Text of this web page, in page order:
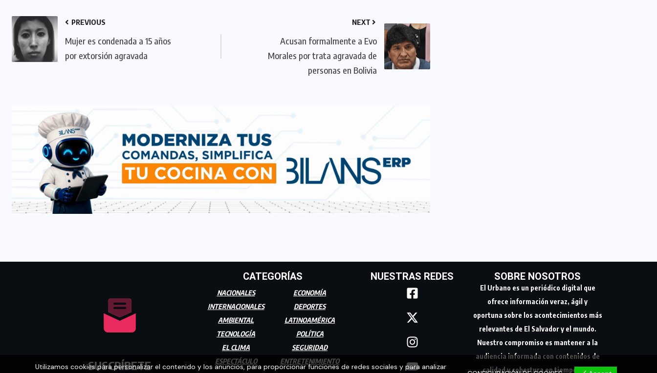
PREVIOUS
Mujer es condenada a 15 años
por extorsión agravada
NEXT
Acusan formalmente a Evo
Morales por trata agravada de
personas en Bolivia
SUSCRÍBETE
CATEGORÍAS
NACIONALES
INTERNACIONALES
AMBIENTAL
TECNOLOGÍA
EL CLIMA
ESPECTÁCULO
ECONOMÍA
DEPORTES
LATINOAMÉRICA
POLÍTICA
SEGURIDAD
ENTRETENIMIENTO
NUESTRAS REDES SOBRE NOSOTROS
El Urbano es un periódico digital que
ofrece información veraz, ágil y
oportuna sobre los acontecimientos más
relevantes de El Salvador y el mundo.
Nuestro compromiso es mantener a la
audiencia informada con contenidos de
calidad y cobertura en tiempo real.
Utilizamos cookies para personalizar el contenido y los anuncios, para proporcionar funciones de redes sociales y para analizar